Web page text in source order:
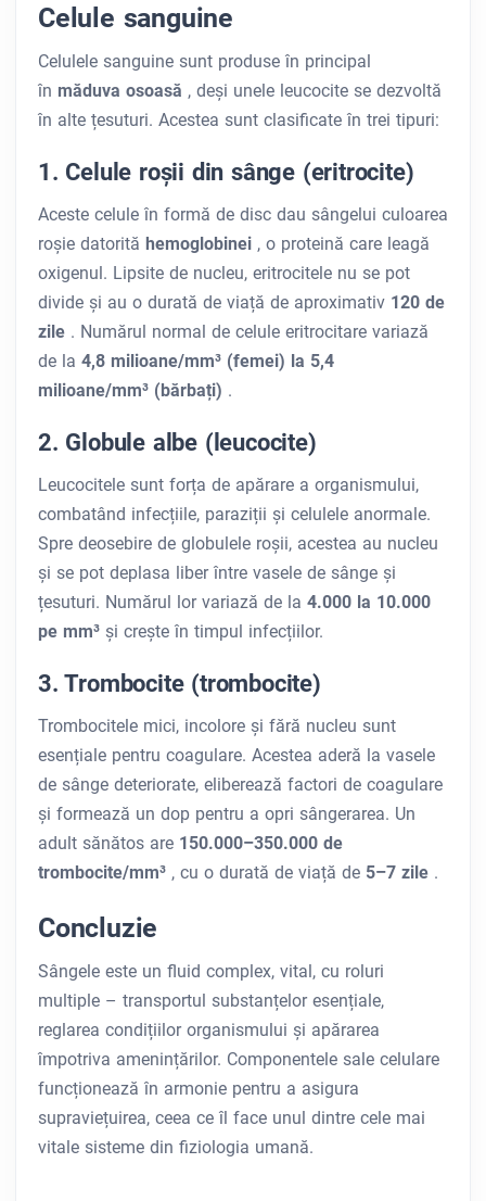
Celule sanguine
Celulele sanguine sunt produse în principal
în măduva osoasă , deși unele leucocite se dezvoltă
în alte țesuturi. Acestea sunt clasificate în trei tipuri:
1. Celule roșii din sânge (eritrocite)
Aceste celule în formă de disc dau sângelui culoarea
roșie datorită hemoglobinei , o proteină care leagă
oxigenul. Lipsite de nucleu, eritrocitele nu se pot
divide și au o durată de viață de aproximativ 120 de
zile . Numărul normal de celule eritrocitare variază
de la 4,8 milioane/mm³ (femei) la 5,4
milioane/mm³ (bărbați) .
2. Globule albe (leucocite)
Leucocitele sunt forța de apărare a organismului,
combatând infecțiile, paraziții și celulele anormale.
Spre deosebire de globulele roșii, acestea au nucleu
și se pot deplasa liber între vasele de sânge și
țesuturi. Numărul lor variază de la 4.000 la 10.000
pe mm³ și crește în timpul infecțiilor.
3. Trombocite (trombocite)
Trombocitele mici, incolore și fără nucleu sunt
esențiale pentru coagulare. Acestea aderă la vasele
de sânge deteriorate, eliberează factori de coagulare
și formează un dop pentru a opri sângerarea. Un
adult sănătos are 150.000–350.000 de
trombocite/mm³ , cu o durată de viață de 5–7 zile .
Concluzie
Sângele este un fluid complex, vital, cu roluri
multiple – transportul substanțelor esențiale,
reglarea condițiilor organismului și apărarea
împotriva amenințărilor. Componentele sale celulare
funcționează în armonie pentru a asigura
supraviețuirea, ceea ce îl face unul dintre cele mai
vitale sisteme din fiziologia umană.